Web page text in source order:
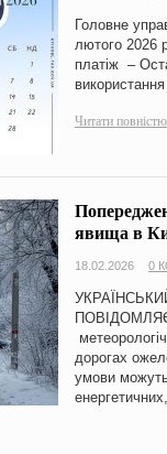
Головне
лютого 2026
платіж –
Читати повністю
явища в
18.02.2026 0
дорогах
умови